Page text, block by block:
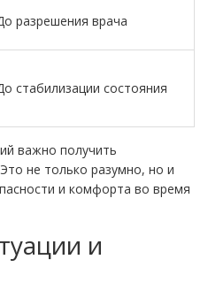
разрешения врача
стабилизации состояния
важно получить
не только разумно, но и
и комфорта во время
и